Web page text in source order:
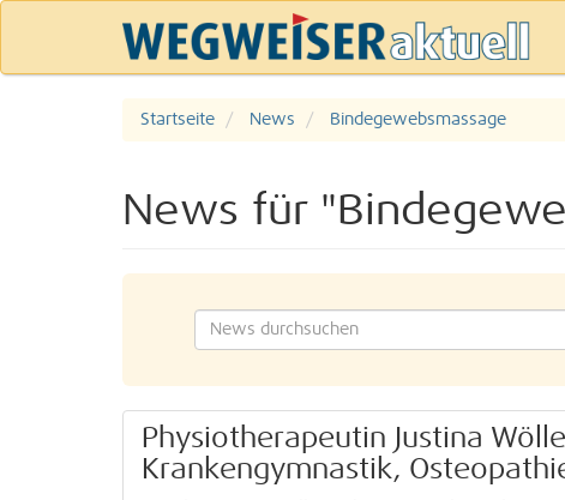
Startseite News Bindegewebsmassage
News für
Physiotherapeutin Justina
Krankengymnastik,